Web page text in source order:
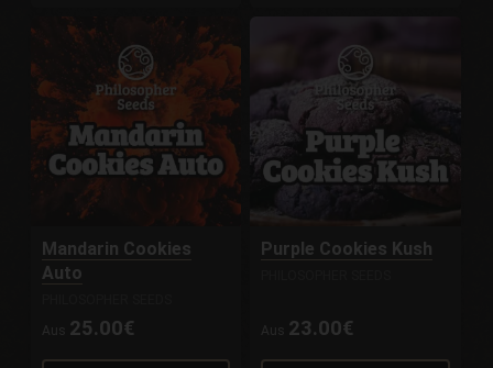
Mandarin Cookies
Auto
Aus 25.00€
Purple Cookies Kush
Aus 23.00€